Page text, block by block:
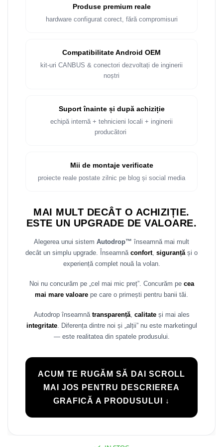
Rame adaptoare Dacia
Rame adaptoare BMW
Rame adaptoare Volvo
Rame Adaptoare Porsche
Rame adaptoare Citroen
Rame adaptoare Mazda
Rame adaptoare Kia
Rame adaptoare Nissan
Rame adaptoare Hyundai
Rame adaptoare Chevrolet
Rame adaptoare Mitsubishi
Produse premium reale
hardware configurat corect, fără compromisuri
Compatibilitate Android OEM
kit-uri CANBUS & conectori dezvoltați de inginerii
noștri
Suport înainte și după achiziție
echipă internă + tehnicieni locali + inginerii
producători
Mii de montaje verificate
proiecte reale postate zilnic pe blog și social media
MAI MULT DECÂT O ACHIZIȚIE.
ESTE UN UPGRADE DE VALOARE.
Alegerea unui sistem Autodrop™ înseamnă mai mult
decât un simplu upgrade. Înseamnă confort, siguranțăși o
experiență complet nouă la volan.
Noi nu concurăm pe „cel mai mic preț”. Concurăm pe cea
mai mare valoare pe care o primești pentru banii tăi.
Autodrop înseamnă transparență, calitateși mai ales
integritate. Diferența dintre noi și „alții” nu este marketingul
— este realitatea din spatele produsului.
ACUM TE RUGĂM SĂ DAI SCROLL
MAI JOS PENTRU DESCRIEREA
GRAFICĂ A PRODUSULUI ↓